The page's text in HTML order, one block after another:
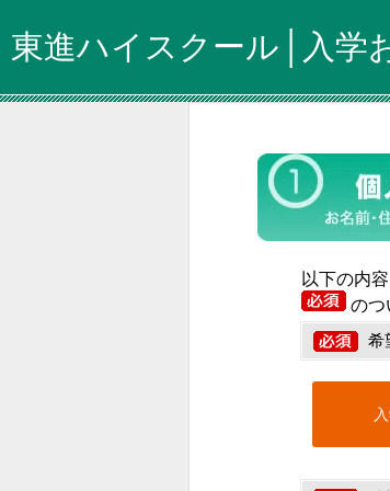
東進ハイスクール│入学
以下の内
のつ
希